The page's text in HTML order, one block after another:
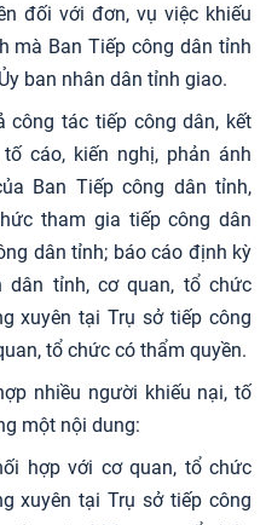
đối với đơn, vụ việc khiếu
mà Ban Tiếp công dân tỉnh
ban nhân dân tỉnh giao.
công tác tiếp công dân, kết
cáo, kiến nghị, phản ánh
Ban Tiếp công dân tỉnh,
tham gia tiếp công dân
dân tỉnh; báo cáo định kỳ
tỉnh, cơ quan, tổ chức
xuyên tại Trụ sở tiếp công
tổ chức có thẩm quyền.
nhiều người khiếu nại, tố
một nội dung:
hợp với cơ quan, tổ chức
xuyên tại Trụ sở tiếp công